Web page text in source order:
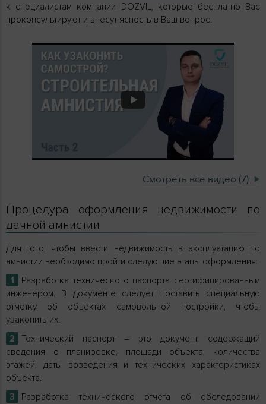
к специалистам компании DOZVIL, которые бесплатно Вас
проконсультируют и внесут ясность в Ваш вопрос.
Смотреть все видео (7)
Процедура оформления недвижимости по
дачной амнистии
Для того, чтобы ввести недвижимость в эксплуатацию по
амнистии необходимо пройти следующие этапы оформления:
Разработка технического паспорта сертифицированным
инженером. В документе следует поставить специальную
отметку об объектах самовольной постройки, чтобы
узаконить их.
Технический паспорт – это документ, содержащий
сведения о планировке, площади объекта, количества
этажей, даты возведения и технических характеристиках
объекта.
Разработка технического отчета об обследовании